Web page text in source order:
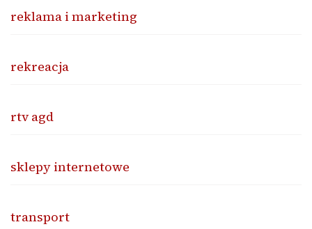
reklama i marketing
rekreacja
rtv agd
sklepy internetowe
transport